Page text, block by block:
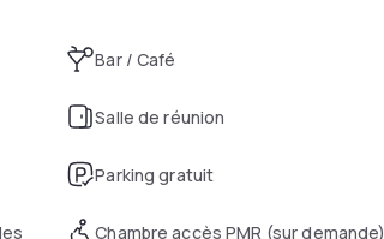
Bar / Café
Salle de réunion
Parking gratuit
Chambre accès PMR (sur demande)